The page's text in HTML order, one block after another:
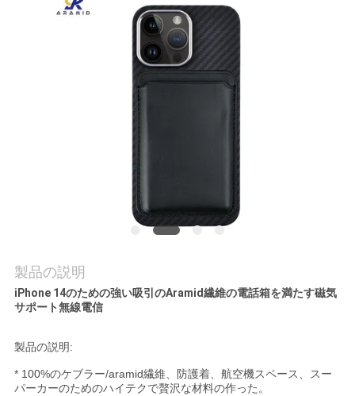
い
合
せ
製品の説明
iPhone 14のための強い吸引のAramid繊維の電話箱を満たす磁気
サポート無線電信
製品の説明:
* 100%のケブラー/aramid繊維、防護着、航空機スペース、スー
パーカーのためのハイテクで贅沢な材料の作った。